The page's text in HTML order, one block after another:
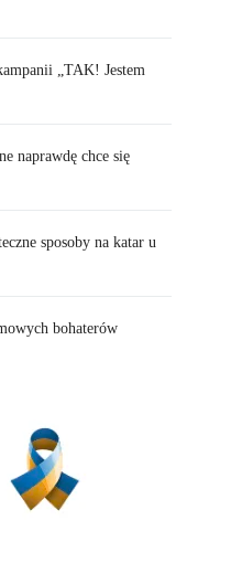
„TAK! Jestem
naprawdę chce się
sposoby na katar u
bohaterów